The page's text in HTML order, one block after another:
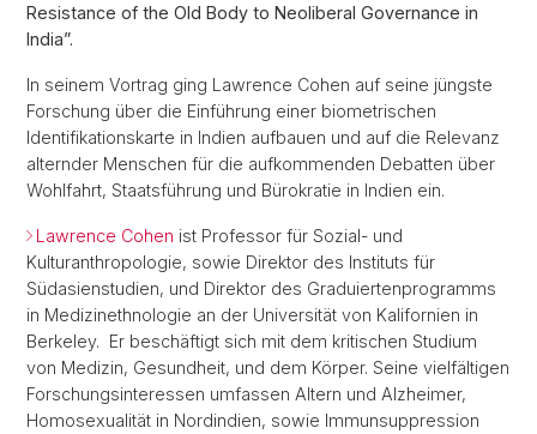
Resistance of the Old Body to Neoliberal Governance in
India”.
In seinem Vortrag ging Lawrence Cohen auf seine jüngste
Forschung über die Einführung einer biometrischen
Identifikationskarte in Indien aufbauen und auf die Relevanz
alternder Menschen für die aufkommenden Debatten über
Wohlfahrt, Staatsführung und Bürokratie in Indien ein.
Lawrence Cohen ist Professor für Sozial- und
Kulturanthropologie, sowie Direktor des Instituts für
Südasienstudien, und Direktor des Graduiertenprogramms
in Medizinethnologie an der Universität von Kalifornien in
Berkeley. Er beschäftigt sich mit dem kritischen Studium
von Medizin, Gesundheit, und dem Körper. Seine vielfältigen
Forschungsinteressen umfassen Altern und Alzheimer,
Homosexualität in Nordindien, sowie Immunsuppression